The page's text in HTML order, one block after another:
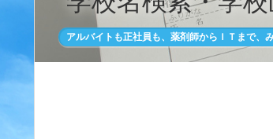
アルバイトも正社員も、薬剤師からＩＴまで、